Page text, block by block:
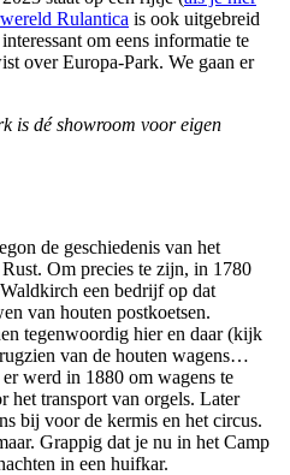
Rulantica is ook uitgebreid
om eens informatie te
over Europa-Park. We gaan er
is dé showroom voor eigen
de geschiedenis van het
Om precies te zijn, in 1780
een bedrijf op dat
van houten postkoetsen.
tegenwoordig hier en daar (kijk
van de houten wagens…
werd in 1880 om wagens te
het transport van orgels. Later
bij voor de kermis en het circus.
Grappig dat je nu in het Camp
in een huifkar.